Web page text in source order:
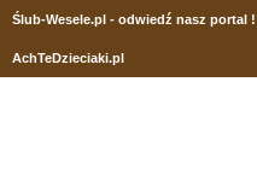
Ślub-Wesele.pl - odwiedź nasz portal !
AchTeDzieciaki.pl